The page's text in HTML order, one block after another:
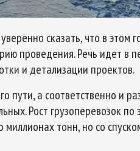
сказать, что в этом
проведения. Речь идет в
и детализации проектов.
пути, а соответственно и
Рост грузоперевозок
миллионах тонн, но со